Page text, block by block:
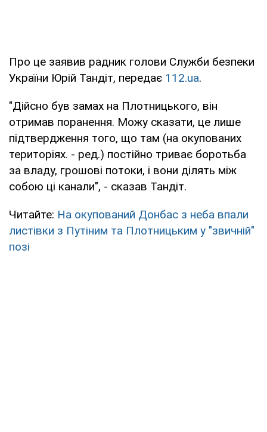
Про це заявив радник голови Служби безпеки
України Юрій Тандіт, передає 112.ua.
"Дійсно був замах на Плотницького, він
отримав поранення. Можу сказати, це лише
підтвердження того, що там (на окупованих
територіях. - ред.) постійно триває боротьба
за владу, грошові потоки, і вони ділять між
собою ці канали", - сказав Тандіт.
Читайте: На окупований Донбас з неба впали
листівки з Путіним та Плотницьким у "звичній"
позі